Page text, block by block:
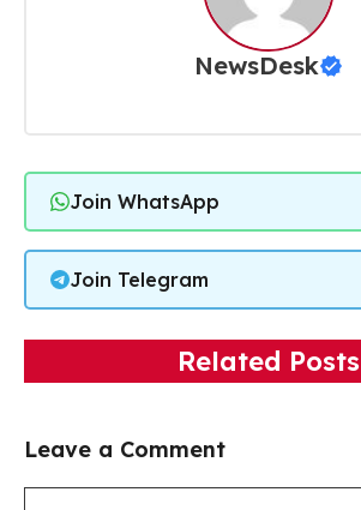
NewsDesk
Join WhatsApp
Join Telegram
Related Posts
Leave a Comment